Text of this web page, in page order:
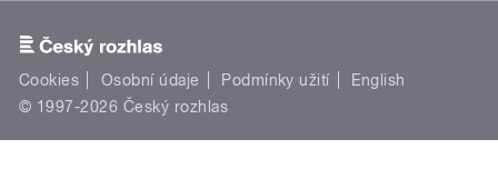
Cookies Osobní údaje Podmínky užití
English
© 1997-2026 Český rozhlas